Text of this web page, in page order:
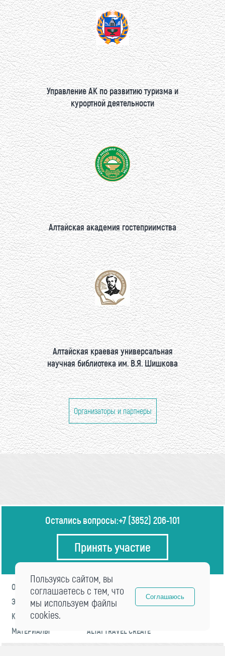
Управление АК по развитию туризма и
курортной деятельности
Алтайская академия гостеприимства
Алтайская краевая универсальная
научная библиотека им. В.Я. Шишкова
Организаторы и партнеры
Остались вопросы:+7 (3852) 206-101
Принять участие
О ФОРУМЕ
ПРОГРАММА
ЭКСПЕРТЫ
НОВОСТИ
КОНТАКТЫ
МАТЕРИАЛЫ
ALTAI TRAVEL CREATE
Пользуясь сайтом, вы
соглашаетесь с тем, что
мы используем файлы
cookies.
Соглашаюсь